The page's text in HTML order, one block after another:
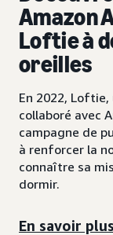
Amazon
Loftie à
oreilles
En 2022,
collaboré avec
campagne de
à renforcer la
connaître sa
dormir.
En savoir plus